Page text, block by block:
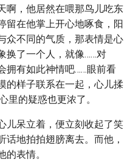
啊，他居然在喂那鸟儿吃东
留在他掌上开心地啄食，阳
众不同的气质，那表情是心
换了一个人，就像……对
拥有如此神情吧……眼前看
的样子联系在一起，心儿揉
里的疑惑也更浓了。
儿呆立着，便立刻收起了笑
地拍拍翅膀离去。而他，
表情。